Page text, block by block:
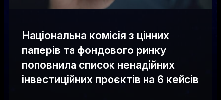
Національна комісія з цінних
паперів та фондового ринку
поповнила список ненадійних
інвестиційних проєктів на 6 кейсів